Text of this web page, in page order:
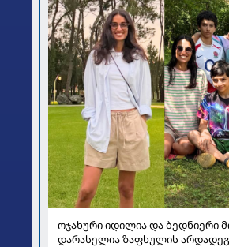
ოჯახური იდილია და ბედნიერი
დარასელია ზაფხულის